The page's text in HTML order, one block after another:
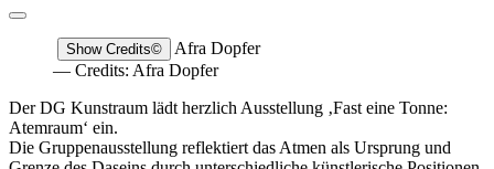
Show Credits©
Afra Dopfer
— Credits: Afra Dopfer
Der DG Kunstraum lädt herzlich Ausstellung ‚Fast eine Tonne:
Atemraum‘ ein.
Die Gruppenausstellung reflektiert das Atmen als Ursprung und